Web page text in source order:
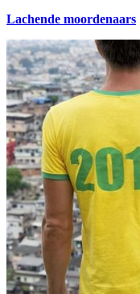
Lachende moordenaars